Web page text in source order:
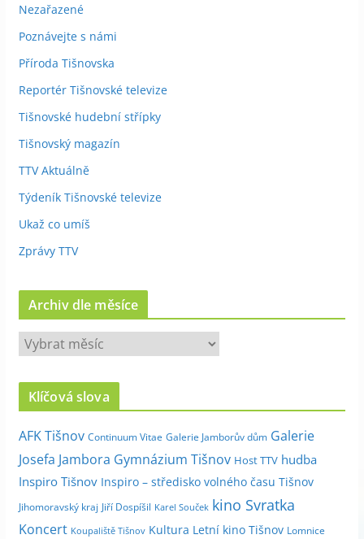
Nezařazené
Poznávejte s námi
Příroda Tišnovska
Reportér Tišnovské televize
Tišnovské hudební střípky
Tišnovský magazín
TTV Aktuálně
Týdeník Tišnovské televize
Ukaž co umíš
Zprávy TTV
Archiv dle měsíce
A
r
c
v
d
l
e
m
Klíčová slova
AFK Tišnov Continuum Vitae Galerie Jamborův dům Galerie
Josefa Jambora Gymnázium Tišnov Host TTV hudba
Inspiro Tišnov Inspiro – středisko volného času Tišnov
Jihomoravský kraj Jiří Dospíšil Karel Souček kino Svratka
Koncert Koupaliště Tišnov Kultura Letní kino Tišnov Lomnice